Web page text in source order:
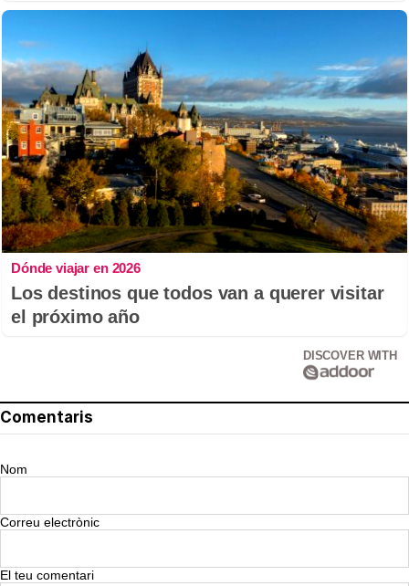
Dónde viajar en 2026
Los destinos que todos van a querer visitar
el próximo año
DISCOVER WITH
Comentaris
Nom
Correu electrònic
El teu comentari